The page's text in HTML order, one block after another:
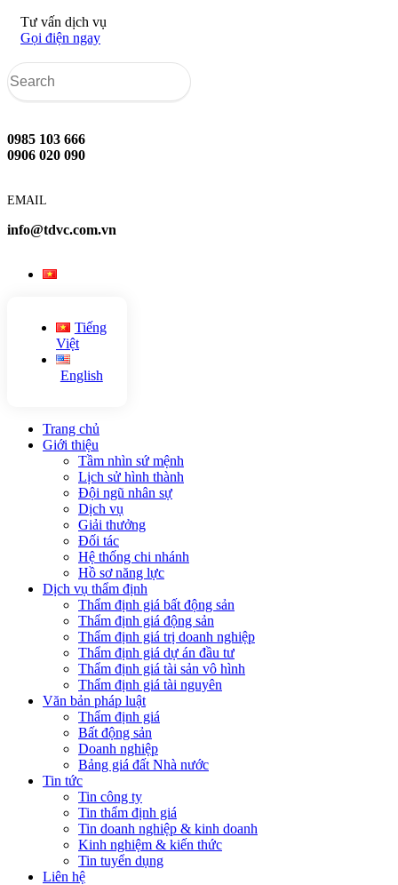
Tư vấn dịch vụ
Gọi điện ngay
0985 103 666
0906 020 090
EMAIL
info@tdvc.com.vn
Tiếng
Việt
English
Trang chủ
Giới thiệu
Tầm nhìn sứ mệnh
Lịch sử hình thành
Đội ngũ nhân sự
Dịch vụ
Giải thưởng
Đối tác
Hệ thống chi nhánh
Hồ sơ năng lực
Dịch vụ thẩm định
Thẩm định giá bất động sản
Thẩm định giá động sản
Thẩm định giá trị doanh nghiệp
Thẩm định giá dự án đầu tư
Thẩm định giá tài sản vô hình
Thẩm định giá tài nguyên
Văn bản pháp luật
Thẩm định giá
Bất động sản
Doanh nghiệp
Bảng giá đất Nhà nước
Tin tức
Tin công ty
Tin thẩm định giá
Tin doanh nghiệp & kinh doanh
Kinh nghiệm & kiến thức
Tin tuyển dụng
Liên hệ